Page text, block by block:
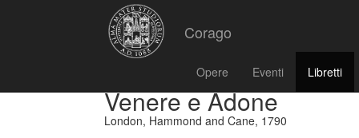
Corago
Opere Eventi Libretti
Venere e Adone
London, Hammond and Cane, 1790